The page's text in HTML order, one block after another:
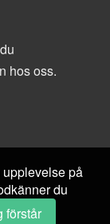
hos oss.
på
du
förstår